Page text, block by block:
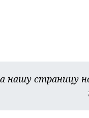
нашу страницу